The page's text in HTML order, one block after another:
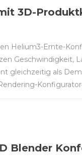
3D-
Helium3-Ernte-
Geschwindigkeit,
gleichzeitig als
Blender